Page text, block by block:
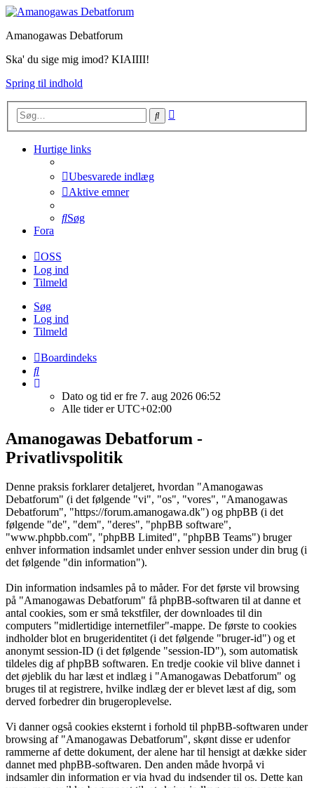
Amanogawas Debatforum
Ska' du sige mig imod? KIAIIII!
Spring til indhold
Søg
Hurtige links
Ubesvarede indlæg
Aktive emner
Søg
Fora
OSS
Log ind
Tilmeld
Søg
Log ind
Tilmeld
Boardindeks
Søg
Dato og tid er fre 7. aug 2026 06:52
Alle tider erUTC+02:00
Amanogawas Debatforum -
Privatlivspolitik
Denne praksis forklarer detaljeret, hvordan "Amanogawas
Debatforum" (i det følgende "vi", "os", "vores", "Amanogawas
Debatforum", "https://forum.amanogawa.dk") og phpBB (i det
følgende "de", "dem", "deres", "phpBB software",
"www.phpbb.com", "phpBB Limited", "phpBB Teams") bruger
enhver information indsamlet under enhver session under din brug (i
det følgende "din information").
Din information indsamles på to måder. For det første vil browsing
på "Amanogawas Debatforum" få phpBB-softwaren til at danne et
antal cookies, som er små tekstfiler, der downloades til din
computers "midlertidige internetfiler"-mappe. De første to cookies
indholder blot en brugeridentitet (i det følgende "bruger-id") og et
anonymt session-ID (i det følgende "session-ID"), som automatisk
tildeles dig af phpBB softwaren. En tredje cookie vil blive dannet i
det øjeblik du har læst et indlæg i "Amanogawas Debatforum" og
bruges til at registrere, hvilke indlæg der er blevet læst af dig, som
derved forbedrer din brugeroplevelse.
Vi danner også cookies eksternt i forhold til phpBB-softwaren under
browsing af "Amanogawas Debatforum", skønt disse er udenfor
rammerne af dette dokument, der alene har til hensigt at dække sider
dannet med phpBB-softwaren. Den anden måde hvorpå vi
indsamler din information er via hvad du indsender til os. Dette kan